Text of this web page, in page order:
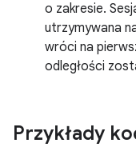
o zakresie.
utrzymywana
wróci na
odległości
Przykłady